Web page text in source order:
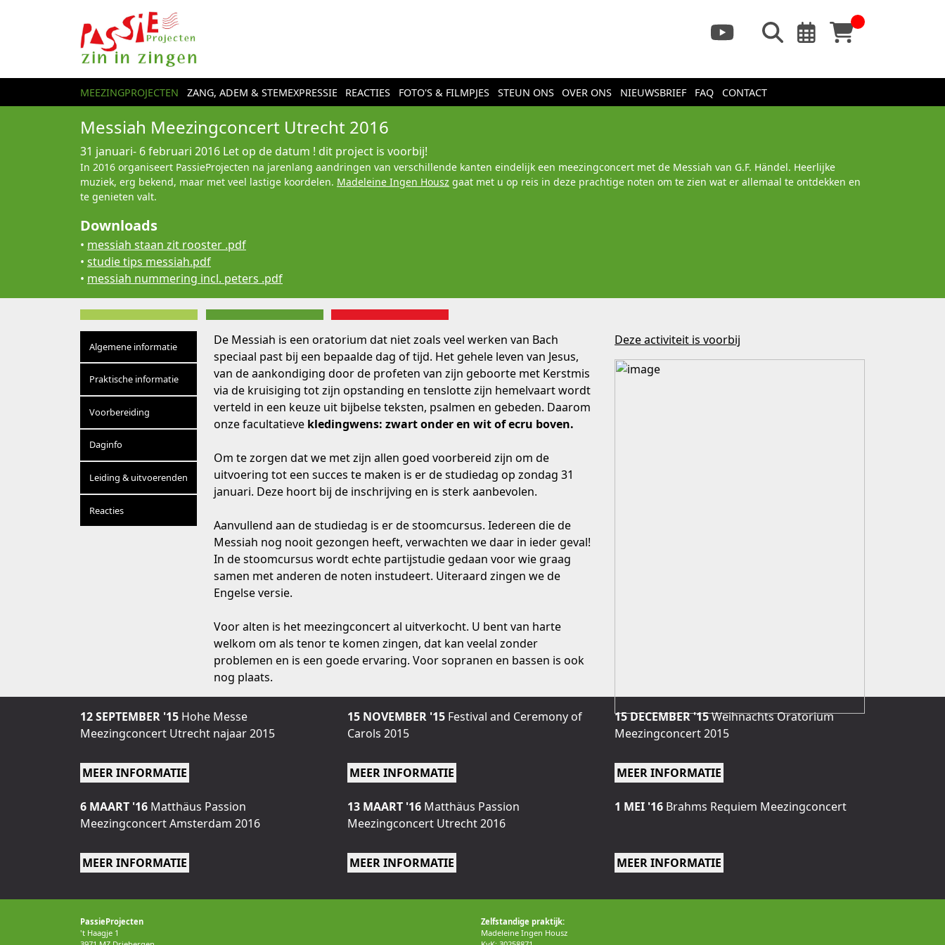
MEEZINGPROJECTEN ZANG, ADEM & STEMEXPRESSIE REACTIES FOTO'S & FILMPJES STEUN ONS OVER ONS NIEUWSBRIEF FAQ CONTACT
Messiah Meezingconcert Utrecht 2016
31 januari- 6 februari 2016 Let op de datum ! dit project is voorbij!
In 2016 organiseert PassieProjecten na jarenlang aandringen van verschillende kanten eindelijk een meezingconcert met de Messiah van G.F. Händel. Heerlijke
muziek, erg bekend, maar met veel lastige koordelen. Madeleine Ingen Housz gaat met u op reis in deze prachtige noten om te zien wat er allemaal te ontdekken en
te genieten valt.
Downloads
• messiah staan zit rooster .pdf
• studie tips messiah.pdf
• messiah nummering incl. peters .pdf
Algemene informatie
Praktische informatie
Voorbereiding
Daginfo
Leiding & uitvoerenden
Reacties
De Messiah is een oratorium dat niet zoals veel werken van Bach
speciaal past bij een bepaalde dag of tijd. Het gehele leven van Jesus,
van de aankondiging door de profeten van zijn geboorte met Kerstmis
via de kruisiging tot zijn opstanding en tenslotte zijn hemelvaart wordt
verteld in een keuze uit bijbelse teksten, psalmen en gebeden. Daarom
onze facultatieve kledingwens: zwart onder en wit of ecru boven.
Om te zorgen dat we met zijn allen goed voorbereid zijn om de
uitvoering tot een succes te maken is er de studiedag op zondag 31
januari. Deze hoort bij de inschrijving en is sterk aanbevolen.
Aanvullend aan de studiedag is er de stoomcursus. Iedereen die de
Messiah nog nooit gezongen heeft, verwachten we daar in ieder geval!
In de stoomcursus wordt echte partijstudie gedaan voor wie graag
samen met anderen de noten instudeert. Uiteraard zingen we de
Engelse versie.
Voor alten is het meezingconcert al uitverkocht. U bent van harte
welkom om als tenor te komen zingen, dat kan veelal zonder
problemen en is een goede ervaring. Voor sopranen en bassen is ook
nog plaats.
Deze activiteit is voorbij
12 SEPTEMBER '15 Hohe Messe
Meezingconcert Utrecht najaar 2015
MEER INFORMATIE
15 NOVEMBER '15 Festival and Ceremony of
Carols 2015
MEER INFORMATIE
15 DECEMBER '15Weihnachts Oratorium
Meezingconcert 2015
MEER INFORMATIE
6 MAART '16 Matthäus Passion
Meezingconcert Amsterdam 2016
MEER INFORMATIE
13 MAART '16 Matthäus Passion
Meezingconcert Utrecht 2016
MEER INFORMATIE
1 MEI '16 Brahms Requiem Meezingconcert
MEER INFORMATIE
PassieProjecten
't Haagje 1
Zelfstandige praktijk:
Madeleine Ingen Housz